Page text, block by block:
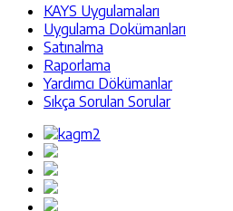
KAYS Uygulamaları
Uygulama Dokümanları
Satınalma
Raporlama
Yardımcı Dökümanlar
Sıkça Sorulan Sorular